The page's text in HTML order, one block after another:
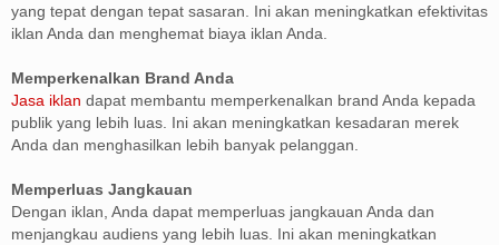
yang tepat dengan tepat sasaran. Ini akan meningkatkan efektivitas
iklan Anda dan menghemat biaya iklan Anda.
Memperkenalkan Brand Anda
Jasa iklan dapat membantu memperkenalkan brand Anda kepada
publik yang lebih luas. Ini akan meningkatkan kesadaran merek
Anda dan menghasilkan lebih banyak pelanggan.
Memperluas Jangkauan
Dengan iklan, Anda dapat memperluas jangkauan Anda dan
menjangkau audiens yang lebih luas. Ini akan meningkatkan